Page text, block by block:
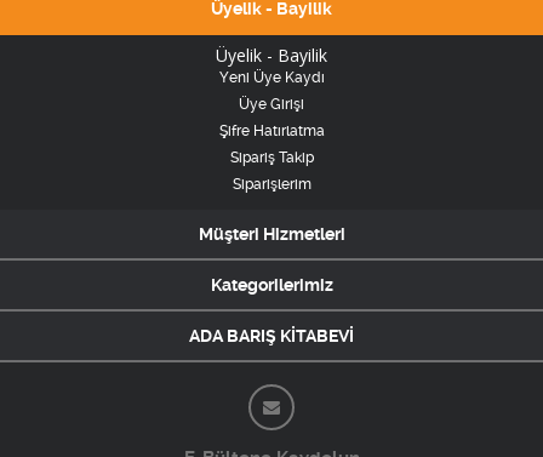
Üyelik - Bayilik
Üyelik - Bayilik
Yeni Üye Kaydı
Üye Girişi
Şifre Hatırlatma
Sipariş Takip
Siparişlerim
Müşteri Hizmetleri
Kategorilerimiz
ADA BARIŞ KİTABEVİ